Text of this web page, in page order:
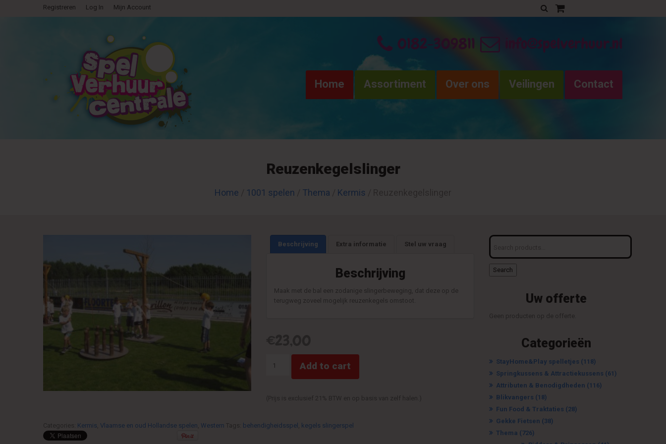
Registreren Log In Mijn Account
0182-309811 info@spelverhuur.nl
Home Assortiment Over ons Veilingen Contact
Reuzenkegelslinger
Home 1001 spelen Thema Kermis
Beschrijving Extra informatie Stel uw vraag
Beschrijving
Maak met de bal een zodanige slingerbeweging, dat deze op de
terugweg zoveel mogelijk reuzenkegels omstoot.
quantity
Add to cart
(Prijs is exclusief 21% BTW en op basis van zelf halen.)
Categories: Kermis, Vlaamse en oud Hollandse spelen, Western Tags: behendigheidsspel , kegels slingerspel
Search
Search
Uw offerte
Geen producten op de offerte.
Categorieën
StayHome&Play spelletjes (118)
Springkussens & Attractiekussens (61)
Attributen & Benodigdheden (116)
Blikvangers (18)
Fun Food & Traktaties (28)
Gekke Fietsen (38)
Thema (726)